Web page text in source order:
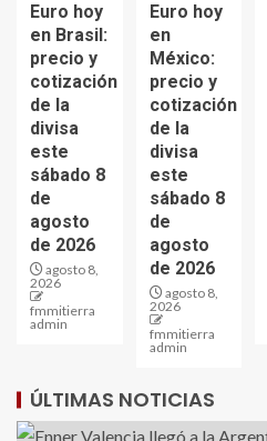
Euro hoy
en Brasil:
precio y
cotización
de la
divisa
este
sábado 8
de
agosto
de 2026
agosto 8,
2026
fmmitierra
admin
Euro hoy
en
México:
precio y
cotización
de la
divisa
este
sábado 8
de
agosto
de 2026
agosto 8,
2026
fmmitierra
admin
ÚLTIMAS NOTICIAS